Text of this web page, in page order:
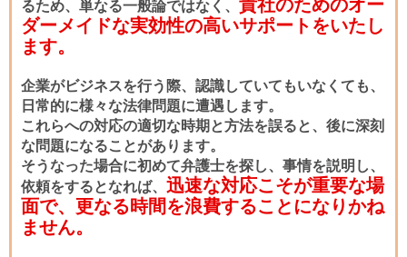
るため、単なる一般論ではなく、 貴社のためのオー
ダーメイドな実効性の高いサポートをいたし
ます。
企業がビジネスを行う際、認識していてもいなくても、
日常的に様々な法律問題に遭遇します。
これらへの対応の適切な時期と方法を誤ると、後に深刻
な問題になることがあります。
そうなった場合に初めて弁護士を探し、事情を説明し、
依頼をするとなれば、 迅速な対応こそが重要な場
面で、更なる時間を浪費することになりかね
ません。